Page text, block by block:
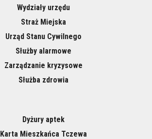
Wydziały urzędu
Straż Miejska
Urząd Stanu Cywilnego
Służby alarmowe
Zarządzanie kryzysowe
Służba zdrowia
Dyżury aptek
Karta Mieszkańca Tczewa